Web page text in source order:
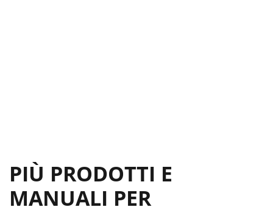
PIÙ PRODOTTI E
MANUALI PER